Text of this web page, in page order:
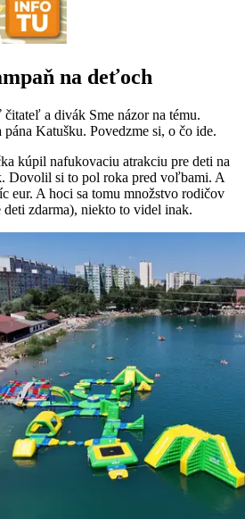
na deťoch
a divák Sme názor na tému.
Katušku. Povedzme si, o čo ide.
kúpil nafukovaciu atrakciu pre deti na
Dovolil si to pol roka pred voľbami. A
eur. A hoci sa tomu množstvo rodičov
deti zdarma), niekto to videl inak.